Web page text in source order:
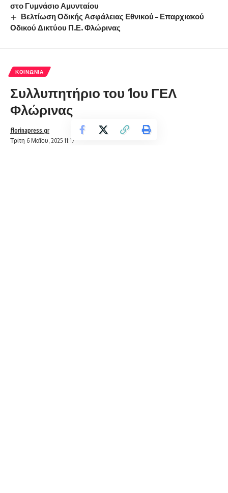
στο Γυμνάσιο Αμυνταίου
Βελτίωση Οδικής Ασφάλειας Εθνικού – Επαρχιακού
Οδικού Δικτύου Π.Ε. Φλώρινας
ΚΟΙΝΩΝΊΑ
Συλλυπητήριο του 1ου ΓΕΛ
Φλώρινας
Τρίτη 6 Μαΐου, 2025 11:17
florinapress.gr